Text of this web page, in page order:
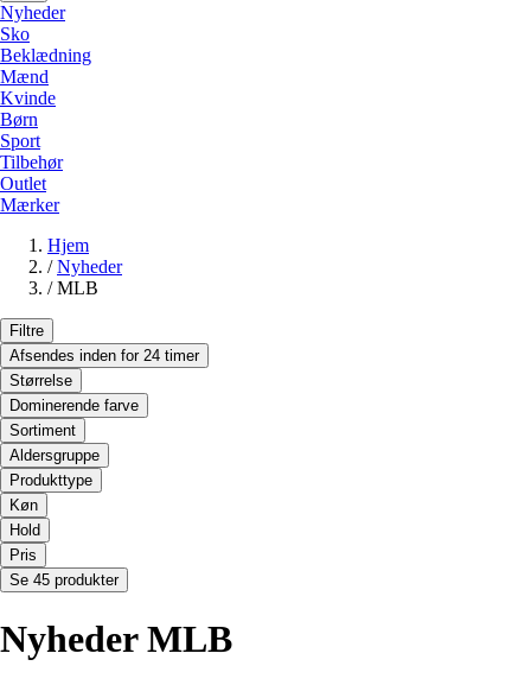
Nyheder
Sko
Beklædning
Mænd
Kvinde
Børn
Sport
Tilbehør
Outlet
Mærker
Hjem
/ Nyheder
/ MLB
Filtre
Afsendes inden for 24 timer
Størrelse
Dominerende farve
Sortiment
Aldersgruppe
Produkttype
Køn
Hold
Pris
Se 45 produkter
Nyheder MLB